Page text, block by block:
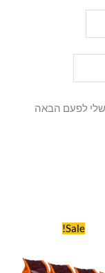
לפעם הבאה
Sale!
המחיר
המקורי
₪388.00.